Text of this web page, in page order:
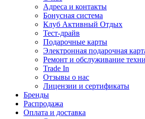
Адреса и контакты
Бонусная система
Клуб Активный Отдых
Тест-драйв
Подарочные карты
Электронная подарочная
Ремонт и обслуживание
Trade In
Отзывы о нас
Лицензии и сертификаты
Бренды
Распродажа
Оплата и доставка